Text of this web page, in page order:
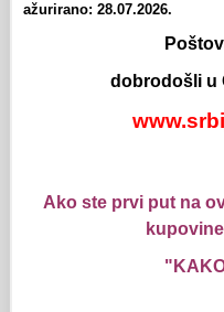
ažurirano: 28.07.2026.
dobrodošli u
Ako ste prvi put na
Tasteri bez
Tasteri
Taster Fi-22 NO CRNI
kom: